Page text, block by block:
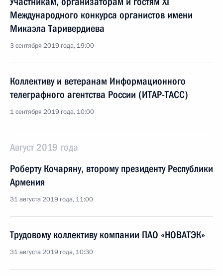
Международного конкурса органистов имени
Микаэла Таривердиева
3 сентября 2019 года, 19:00
Коллективу и ветеранам Информационного
телеграфного агентства России (ИТАР-ТАСС)
1 сентября 2019 года, 10:00
Август 2019 года
Роберту Кочаряну, второму президенту Республики
Армения
31 августа 2019 года, 11:00
Трудовому коллективу компании ПАО «НОВАТЭК»
31 августа 2019 года, 10:30